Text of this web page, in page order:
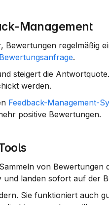
Management
Bewertungen regelmäßig
Bewertungsanfrage.
steigert die
werden.
Feedback-Management-
positive Bewertungen.
von Bewertungen
und landen sofort auf der
Sie funktioniert auch